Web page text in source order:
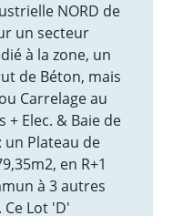
NORD de
un secteur
à la zone, un
de Béton, mais
Carrelage au
+ Elec. & Baie de
un Plateau de
en R+1
à 3 autres
Ce Lot 'D'